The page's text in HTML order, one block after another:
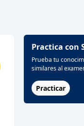
Practica con
Prueba tu
similares al
Practicar